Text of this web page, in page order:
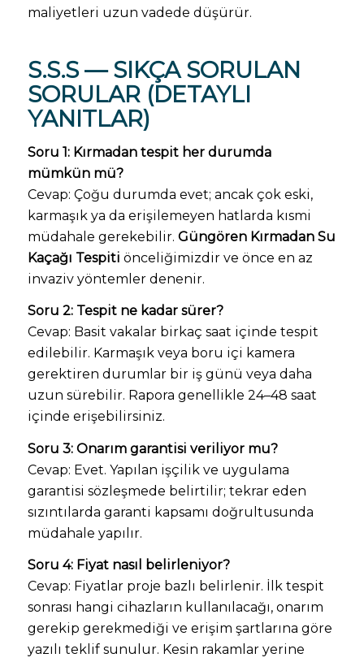
maliyetleri uzun vadede düşürür.
S.S.S — SIKÇA SORULAN
SORULAR (DETAYLI
YANITLAR)
Soru 1: Kırmadan tespit her durumda
mümkün mü?
Cevap: Çoğu durumda evet; ancak çok eski,
karmaşık ya da erişilemeyen hatlarda kısmi
müdahale gerekebilir. Güngören Kırmadan Su
Kaçağı Tespiti önceliğimizdir ve önce en az
invaziv yöntemler denenir.
Soru 2: Tespit ne kadar sürer?
Cevap: Basit vakalar birkaç saat içinde tespit
edilebilir. Karmaşık veya boru içi kamera
gerektiren durumlar bir iş günü veya daha
uzun sürebilir. Rapora genellikle 24–48 saat
içinde erişebilirsiniz.
Soru 3: Onarım garantisi veriliyor mu?
Cevap: Evet. Yapılan işçilik ve uygulama
garantisi sözleşmede belirtilir; tekrar eden
sızıntılarda garanti kapsamı doğrultusunda
müdahale yapılır.
Soru 4: Fiyat nasıl belirleniyor?
Cevap: Fiyatlar proje bazlı belirlenir. İlk tespit
sonrası hangi cihazların kullanılacağı, onarım
gerekip gerekmediği ve erişim şartlarına göre
yazılı teklif sunulur. Kesin rakamlar yerine